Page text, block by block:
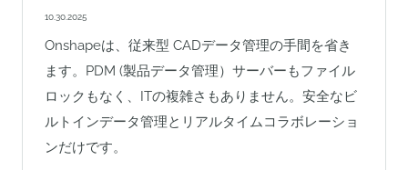
10.30.2025
Onshapeは、従来型 CADデータ管理の手間を省き
ます。PDM (製品データ管理）サーバーもファイル
ロックもなく、ITの複雑さもありません。安全なビ
ルトインデータ管理とリアルタイムコラボレーショ
ンだけです。